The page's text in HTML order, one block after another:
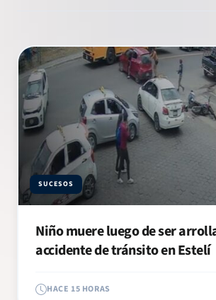
SUCESOS
Niño muere luego de ser
accidente de tránsito en Estelí
HACE 15 HORAS